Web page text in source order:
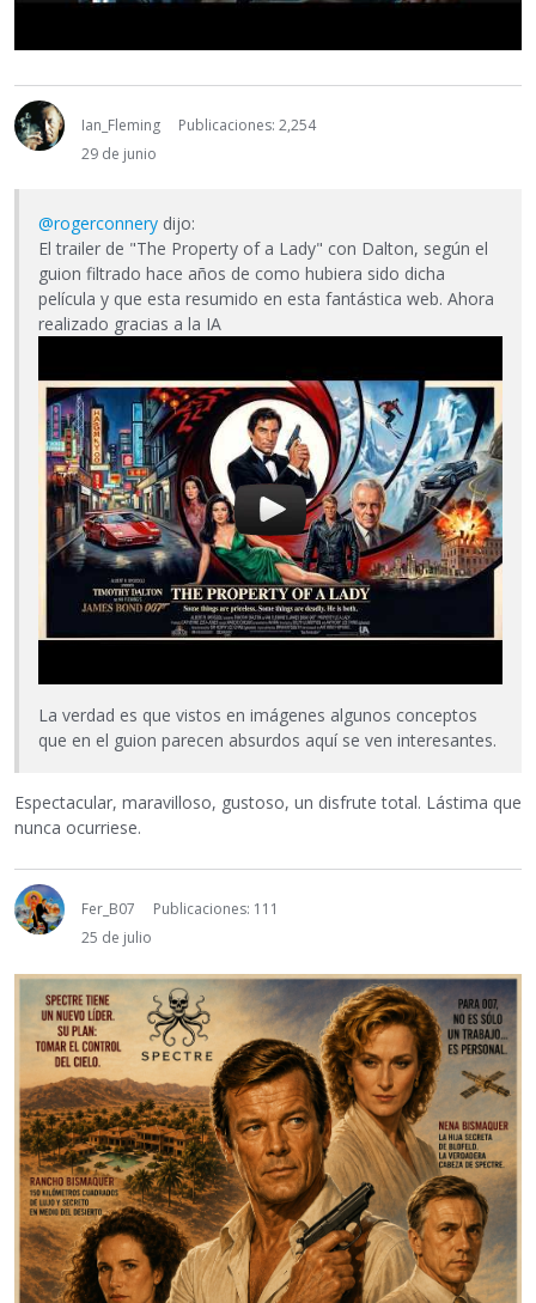
Ian_Fleming
Publicaciones: 2,254
29 de junio
@rogerconnery dijo:
El trailer de "The Property of a Lady" con Dalton, según el
guion filtrado hace años de como hubiera sido dicha
película y que esta resumido en esta fantástica web. Ahora
realizado gracias a la IA
La verdad es que vistos en imágenes algunos conceptos
que en el guion parecen absurdos aquí se ven interesantes.
Espectacular, maravilloso, gustoso, un disfrute total. Lástima que
nunca ocurriese.
Fer_B07
Publicaciones: 111
25 de julio